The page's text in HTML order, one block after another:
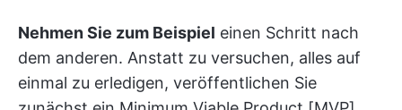
Nehmen Sie zum Beispiel einen Schritt nach
dem anderen. Anstatt zu versuchen, alles auf
einmal zu erledigen, veröffentlichen Sie